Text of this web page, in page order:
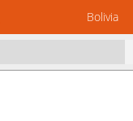
Bolivia